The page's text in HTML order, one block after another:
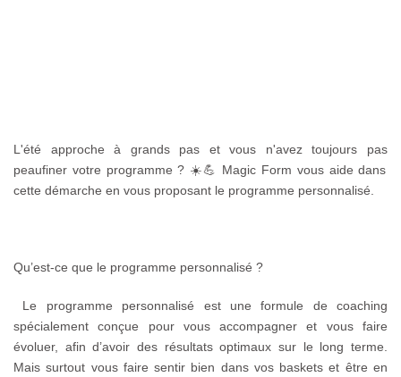
L'été approche à grands pas et vous n'avez toujours pas
peaufiner votre programme ? ☀️💪 Magic Form vous aide dans
cette démarche en vous proposant le programme personnalisé.
Qu’est-ce que le programme personnalisé ?
Le programme personnalisé est une formule de coaching
spécialement conçue pour vous accompagner et vous faire
évoluer, afin d’avoir des résultats optimaux sur le long terme.
Mais surtout vous faire sentir bien dans vos baskets et être en